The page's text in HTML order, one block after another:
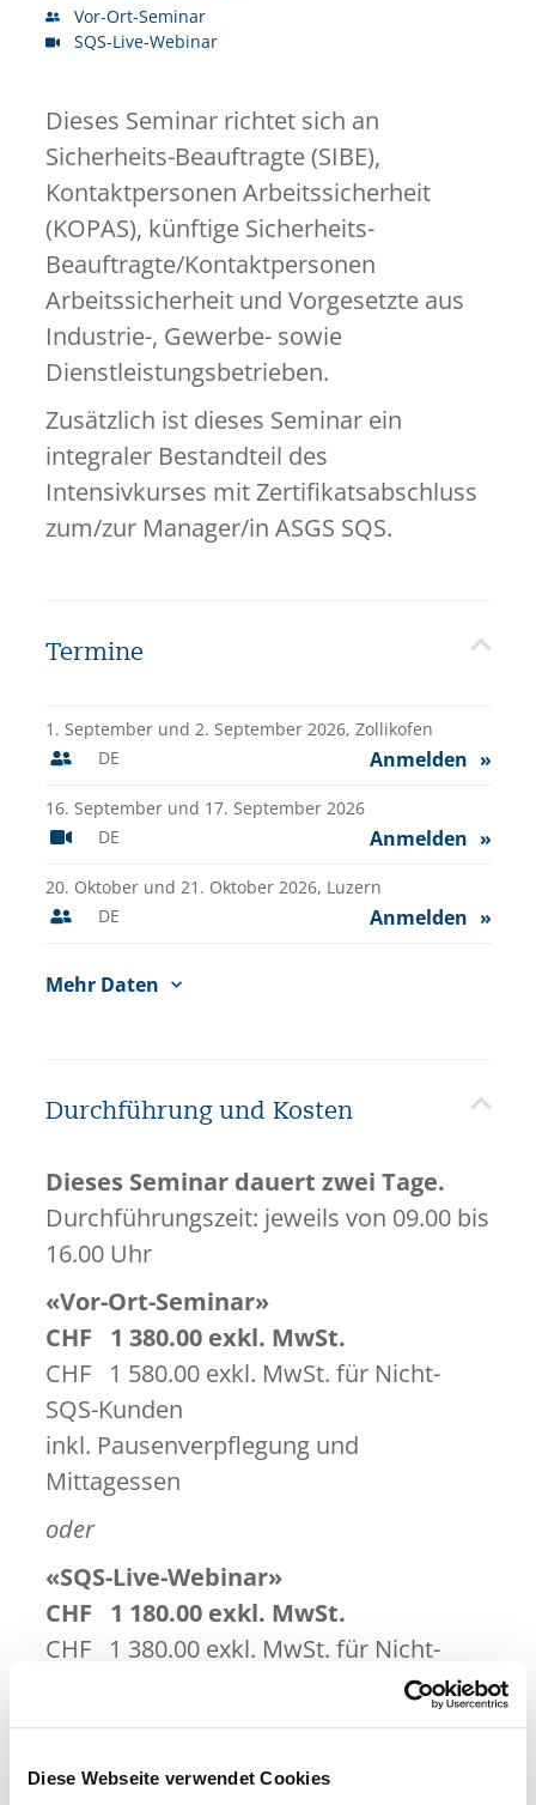
Diese Webseite verwendet Cookies
Vor-Ort-Seminar
SQS-Live-Webinar
Dieses Seminar richtet sich an
Sicherheits-Beauftragte (SIBE),
Kontaktpersonen Arbeitssicherheit
(KOPAS), künftige Sicherheits-
Beauftragte/Kontaktpersonen
Arbeitssicherheit und Vorgesetzte aus
Industrie-, Gewerbe- sowie
Dienstleistungsbetrieben.
Zusätzlich ist dieses Seminar ein
integraler Bestandteil des
Intensivkurses mit Zertifikatsabschluss
zum/zur Manager/in ASGS SQS.
Termine
1. September und 2. September 2026, Zollikofen
DE
Anmelden
16. September und 17. September 2026
DE
Anmelden
20. Oktober und 21. Oktober 2026, Luzern
DE
Anmelden
Mehr Daten
Durchführung und Kosten
Dieses Seminar dauert zwei Tage.
Durchführungszeit: jeweils von 09.00 bis
16.00 Uhr
«Vor-Ort-Seminar»
CHF 1 380.00 exkl. MwSt.
CHF 1 580.00 exkl. MwSt. für Nicht-
SQS-Kunden
inkl. Pausenverpflegung und
Mittagessen
oder
«SQS-Live-Webinar»
CHF 1 180.00 exkl. MwSt.
CHF 1 380.00 exkl. MwSt. für Nicht-
Voraussetzung und wissenswertes zur